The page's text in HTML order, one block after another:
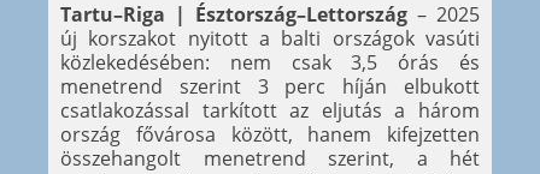
Tartu–Riga | Észtország–Lettország – 2025
új korszakot nyitott a balti országok vasúti
közlekedésében: nem csak 3,5 órás és
menetrend szerint 3 perc híján elbukott
csatlakozással tarkított az eljutás a három
ország fővárosa között, hanem kifejzetten
összehangolt menetrend szerint, a hét